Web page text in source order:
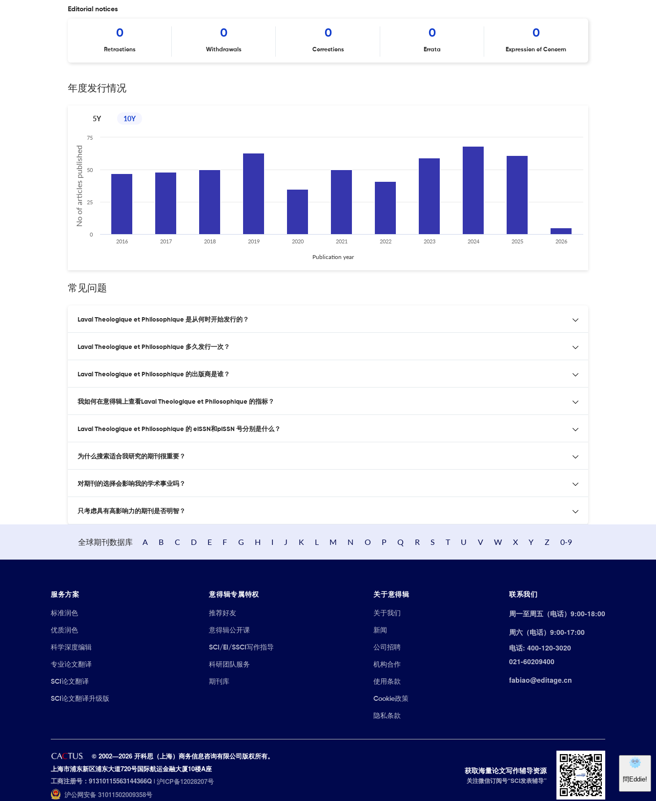
Editorial notices
0
Retractions
0
Withdrawals
0
Corrections
0
Errata
0
Expression of Concern
年度发行情况
5Y 10Y
No of articles published
Publication year
2016 2017 2018 2019 2020 2021 2022 2023 2024 2025 2026
0
25
50
75
常见问题
Laval Theologique et Philosophique 是从何时开始发行的？
Laval Theologique et Philosophique 多久发行一次？
Laval Theologique et Philosophique 的出版商是谁？
我如何在意得辑上查看Laval Theologique et Philosophique 的指标？
Laval Theologique et Philosophique 的 eISSN和pISSN 号分别是什么？
为什么搜索适合我研究的期刊很重要？
对期刊的选择会影响我的学术事业吗？
只考虑具有高影响力的期刊是否明智？
全球期刊数据库 A B C D E F G H I J K L M N O P Q R S T U V W X Y Z 0-9